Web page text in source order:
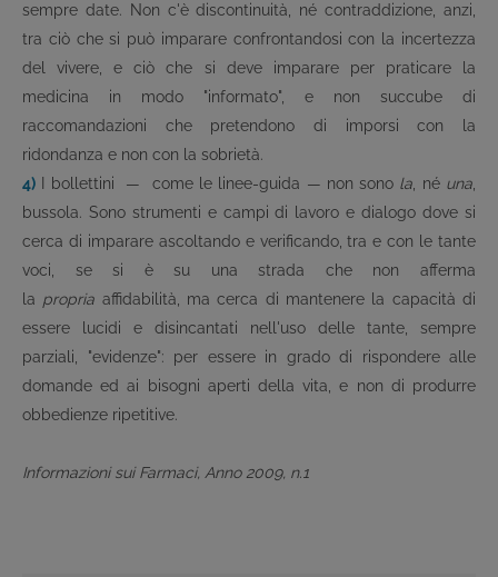
sempre date. Non c'è discontinuità, né contraddizione, anzi,
tra ciò che si può imparare confrontandosi con la incertezza
del vivere, e ciò che si deve imparare per praticare la
medicina in modo "informato", e non succube di
raccomandazioni che pretendono di imporsi con la
ridondanza e non con la sobrietà.
4) I bollettini — come le linee-guida — non sono la , né una
bussola. Sono strumenti e campi di lavoro e dialogo dove si
cerca di imparare ascoltando e verificando, tra e con le tante
voci, se si è su una strada che non afferma
la propria affidabilità, ma cerca di mantenere la capacità di
essere lucidi e disincantati nell'uso delle tante, sempre
parziali, "evidenze": per essere in grado di rispondere alle
domande ed ai bisogni aperti della vita, e non di produrre
obbedienze ripetitive.
Informazioni sui Farmaci, Anno 2009, n.1